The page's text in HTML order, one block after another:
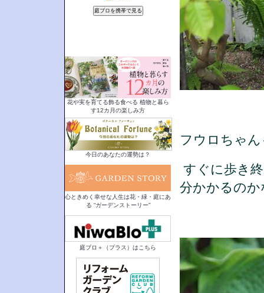
フウロちゃ
すぐに歩き
分かかるのか
花や実を育てる飾る食べる 植物と暮ら
す12カ月の楽しみ方
今日のあなたの運勢は？
心ときめく幸せな人生は花・緑・庭にあ
る “ガーデンストーリー”
庭ブロ＋（プラス）はこちら